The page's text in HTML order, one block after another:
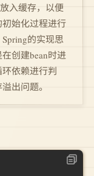
入缓存，以便
始化过程进行
的实现思
创建bean时进
依赖进行判
出问题。